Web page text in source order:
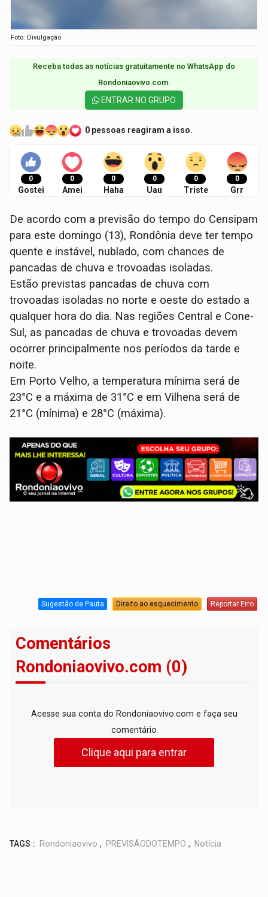
Foto: Divulgação
Receba todas as notícias gratuitamente no WhatsApp do
Rondoniaovivo.com.​
ENTRAR NO GRUPO
0 pessoas reagiram a isso.
0
Gostei
0
Amei
0
Haha
0
Uau
0
Triste
0
Grr
De acordo com a previsão do tempo do Censipam
para este domingo (13), Rondônia deve ter tempo
quente e instável, nublado, com chances de
pancadas de chuva e trovoadas isoladas.
Estão previstas pancadas de chuva com
trovoadas isoladas no norte e oeste do estado a
qualquer hora do dia. Nas regiões Central e Cone-
Sul, as pancadas de chuva e trovoadas devem
ocorrer principalmente nos períodos da tarde e
noite.
Em Porto Velho, a temperatura mínima será de
23°C e a máxima de 31°C e em Vilhena será de
21°C (mínima) e 28°C (máxima).
Sugestão de Pauta Direito ao esquecimento Reportar Erro
Comentários
Rondoniaovivo.com (0)
Acesse sua conta do Rondoniaovivo.com e faça seu
comentário
Clique aqui para entrar
TAGS : Rondoniaovivo , PREVISÃODOTEMPO , Notícia